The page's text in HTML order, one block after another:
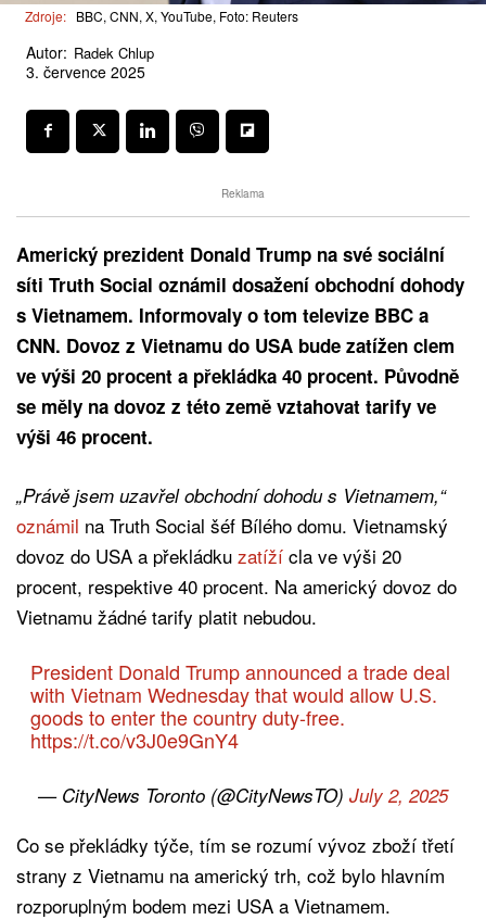
Zdroje: BBC, CNN, X, YouTube, Foto: Reuters
Autor: Radek Chlup
3. července 2025
Reklama
Americký prezident Donald Trump na své sociální
síti Truth Social oznámil dosažení obchodní dohody
s Vietnamem. Informovaly o tom televize BBC a
CNN. Dovoz z Vietnamu do USA bude zatížen clem
ve výši 20 procent a překládka 40 procent. Původně
se měly na dovoz z této země vztahovat tarify ve
výši 46 procent.
„Právě jsem uzavřel obchodní dohodu s Vietnamem,“
oznámil na Truth Social šéf Bílého domu. Vietnamský
dovoz do USA a překládku zatíží cla ve výši 20
procent, respektive 40 procent. Na americký dovoz do
Vietnamu žádné tarify platit nebudou.
President Donald Trump announced a trade deal
with Vietnam Wednesday that would allow U.S.
goods to enter the country duty-free.
https://t.co/v3J0e9GnY4
— CityNews Toronto (@CityNewsTO) July 2, 2025
Co se překládky týče, tím se rozumí vývoz zboží třetí
strany z Vietnamu na americký trh, což bylo hlavním
rozporuplným bodem mezi USA a Vietnamem.